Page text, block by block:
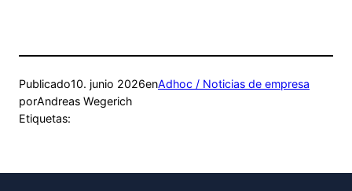
Publicado10. junio 2026enAdhoc / Noticias de empresa
porAndreas Wegerich
Etiquetas: